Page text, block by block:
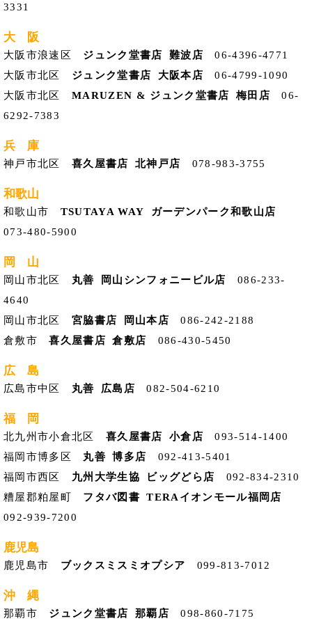
3331
大 阪
大阪市浪速区 ジュンク堂書店 難波店 06-4396-4771
大阪市北区 ジュンク堂書店 大阪本店 06-4799-1090
大阪市北区 MARUZEN & ジュンク堂書店 梅田店 06-
6292-7383
兵 庫
神戸市北区 喜久屋書店 北神戸店 078-983-3755
和歌山
和歌山市 TSUTAYA WAY ガーデンパーク和歌山店
073-480-5900
岡 山
岡山市北区 丸善 岡山シンフォニービル店
086-233-
4640
岡山市北区 宮脇書店 岡山本店 086-242-2188
倉敷市喜久屋書店 倉敷店 086-430-5450
広 島
広島市中区 丸善 広島店 082-504-6210
福 岡
北九州市小倉北区 喜久屋書店 小倉店 093-514-1400
福岡市博多区 丸善 博多店 092-413-5401
福岡市西区 九州大学生協 ビッグどら店 092-834-2310
糟屋郡粕屋町 フタバ図書 TERAイオンモール福岡店
092-939-7200
鹿児島
鹿児島市 ブックスミスミオプシア 099-813-7012
沖 縄
那覇市 ジュンク堂書店 那覇店 098-860-7175